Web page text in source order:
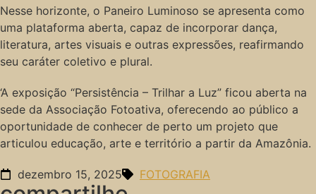
Nesse horizonte, o Paneiro Luminoso se apresenta como
uma plataforma aberta, capaz de incorporar dança,
literatura, artes visuais e outras expressões, reafirmando
seu caráter coletivo e plural.
‘A exposição “Persistência – Trilhar a Luz” ficou aberta na
sede da Associação Fotoativa, oferecendo ao público a
oportunidade de conhecer de perto um projeto que
articulou educação, arte e território a partir da Amazônia.
dezembro 15, 2025 FOTOGRAFIA